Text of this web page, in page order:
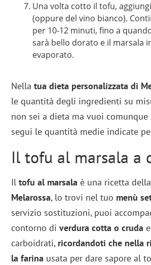
Una volta cotto il tofu,
(oppure del vino bianco).
per 10-12 minuti, fino a
sarà bello dorato e il marsala
evaporato.
Nellatua dieta personalizzata di
le quantità degli ingredienti su
non sei a dieta ma vuoi comunque
segui le quantità medie indicate
Il tofu al marsala a
Il tofu al marsala è una ricetta
Melarossa, lo trovi nel tuo menù
servizio sostituzioni, puoi
contorno diverdura cotta o cruda
carboidrati, ricordandoti che nella
la farina usata per dare sapore al